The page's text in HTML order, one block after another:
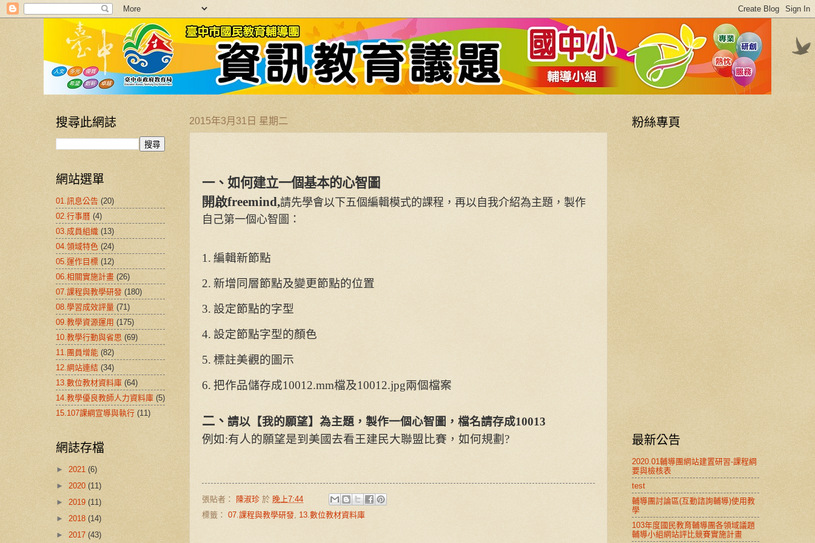
2015年3月31日 星期二
一、如何建立一個基本的心智圖
開啟freemind,請先學會以下五個編輯模式的課程，再以自我介紹為主題，製作
自己第一個心智圖：
1. 編輯新節點
2. 新增同層節點及變更節點的位置
3. 設定節點的字型
4. 設定節點字型的顏色
5. 標註美觀的圖示
6. 把作品儲存成10012.mm檔及10012.jpg兩個檔案
二、 請以【我的願望】為主題，製作一個心智圖，檔名請存成10013
例如:有人的願望是到美國去看王建民大聯盟比賽，如何規劃 ?
張貼者： 陳淑珍 於 晚上7:44
標籤： 07.課程與教學研發, 13.數位教材資料庫
搜尋此網誌
網站選單
01.訊息公告 (20)
02.行事曆 (4)
03.成員組織 (13)
04.領域特色 (24)
05.運作目標 (12)
06.相關實施計畫 (26)
07.課程與教學研發 (180)
08.學習成效評量 (71)
09.教學資源運用 (175)
10.教學行動與省思 (69)
11.團員增能 (82)
12.網站連結 (34)
13.數位教材資料庫 (64)
14.教學優良教師人力資料庫 (5)
15.107課綱宣導與執行 (11)
網誌存檔
► 2021 (6)
► 2020 (11)
► 2019 (11)
► 2018 (14)
► 2017 (43)
粉絲專頁
最新公告
2020.01輔導團網站建置研習-課程綱
要與檢核表
test
輔導團討論區(互動諮詢輔導)使用教
學
103年度國民教育輔導團各領域議題
輔導小組網站評比競賽實施計畫